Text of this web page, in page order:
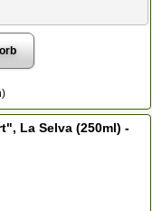
La Selva (250ml) -